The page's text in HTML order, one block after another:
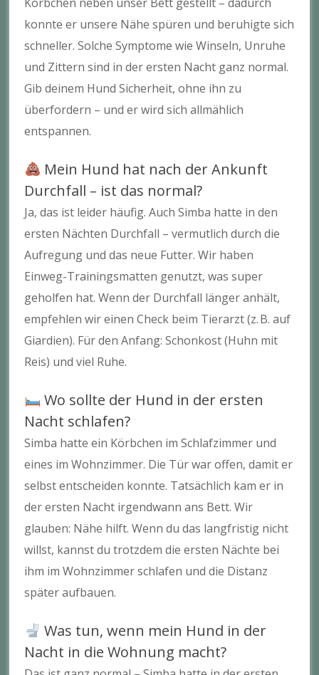
konnte er unsere Nähe spüren und beruhigte sich
schneller. Solche Symptome wie Winseln, Unruhe
und Zittern sind in der ersten Nacht ganz normal.
Gib deinem Hund Sicherheit, ohne ihn zu
überfordern – und er wird sich allmählich
entspannen.
Mein Hund hat nach der Ankunft
Durchfall – ist das normal?
Ja, das ist leider häufig. Auch Simba hatte in den
ersten Nächten Durchfall – vermutlich durch die
Aufregung und das neue Futter. Wir haben
Einweg-Trainingsmatten genutzt, was super
geholfen hat. Wenn der Durchfall länger anhält,
empfehlen wir einen Check beim Tierarzt (z. B. auf
Giardien). Für den Anfang: Schonkost (Huhn mit
Reis) und viel Ruhe.
Wo sollte der Hund in der ersten
Nacht schlafen?
Simba hatte ein Körbchen im Schlafzimmer und
eines im Wohnzimmer. Die Tür war offen, damit er
selbst entscheiden konnte. Tatsächlich kam er in
der ersten Nacht irgendwann ans Bett. Wir
glauben: Nähe hilft. Wenn du das langfristig nicht
willst, kannst du trotzdem die ersten Nächte bei
ihm im Wohnzimmer schlafen und die Distanz
später aufbauen.
Was tun, wenn mein Hund in der
Nacht in die Wohnung macht?